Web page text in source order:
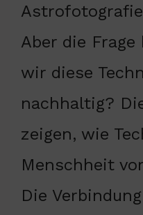
Aber die
wir diese
nachhaltig?
zeigen, wie
Menschheit
Die